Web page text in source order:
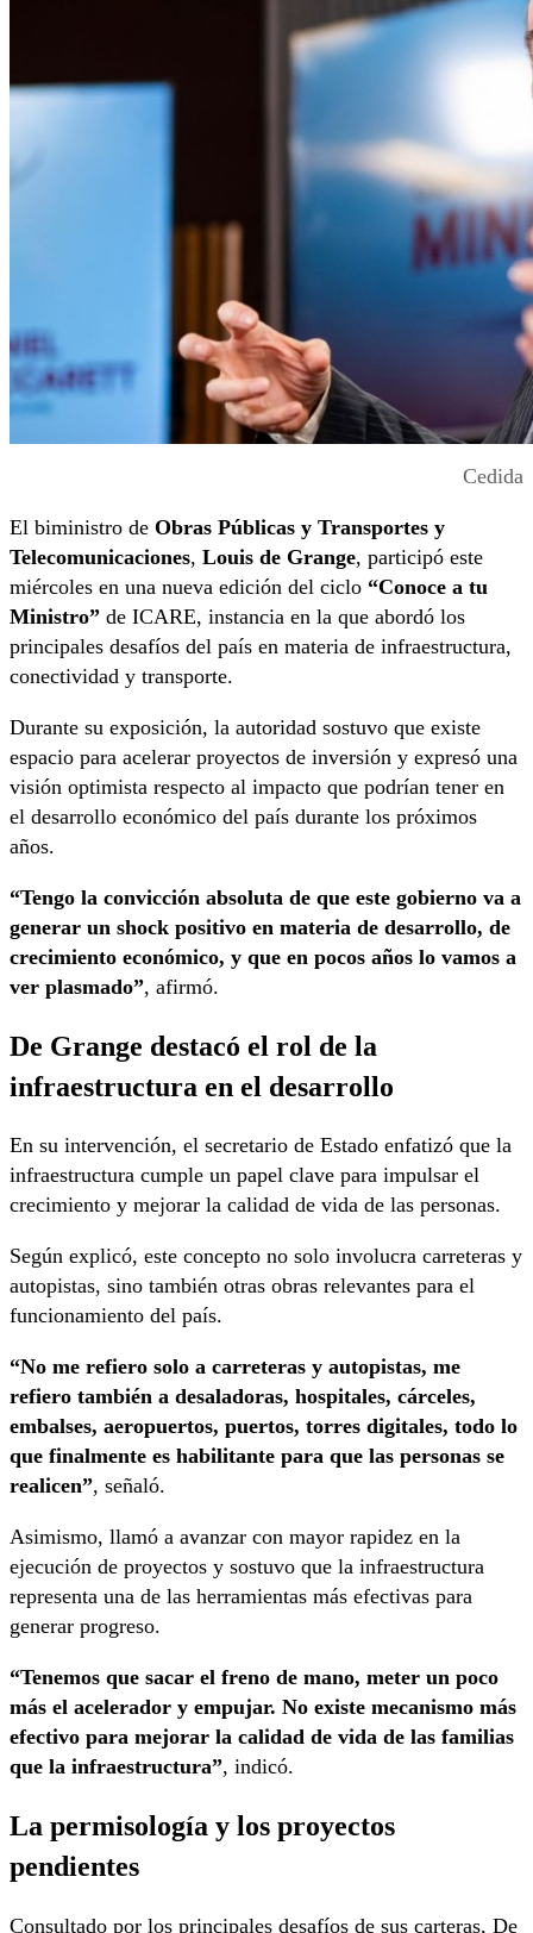
Cedida
El biministro de Obras Públicas y Transportes y
Telecomunicaciones, Louis de Grange, participó este
miércoles en una nueva edición del ciclo “Conoce a tu
Ministro” de ICARE, instancia en la que abordó los
principales desafíos del país en materia de infraestructura,
conectividad y transporte.
Durante su exposición, la autoridad sostuvo que existe
espacio para acelerar proyectos de inversión y expresó una
visión optimista respecto al impacto que podrían tener en
el desarrollo económico del país durante los próximos
años.
“Tengo la convicción absoluta de que este gobierno va a
generar un shock positivo en materia de desarrollo, de
crecimiento económico, y que en pocos años lo vamos a
ver plasmado”, afirmó.
De Grange destacó el rol de la
infraestructura en el desarrollo
En su intervención, el secretario de Estado enfatizó que la
infraestructura cumple un papel clave para impulsar el
crecimiento y mejorar la calidad de vida de las personas.
Según explicó, este concepto no solo involucra carreteras y
autopistas, sino también otras obras relevantes para el
funcionamiento del país.
“No me refiero solo a carreteras y autopistas, me
refiero también a desaladoras, hospitales, cárceles,
embalses, aeropuertos, puertos, torres digitales, todo lo
que finalmente es habilitante para que las personas se
realicen”, señaló.
Asimismo, llamó a avanzar con mayor rapidez en la
ejecución de proyectos y sostuvo que la infraestructura
representa una de las herramientas más efectivas para
generar progreso.
“Tenemos que sacar el freno de mano, meter un poco
más el acelerador y empujar. No existe mecanismo más
efectivo para mejorar la calidad de vida de las familias
que la infraestructura”, indicó.
La permisología y los proyectos
pendientes
Consultado por los principales desafíos de sus carteras, De